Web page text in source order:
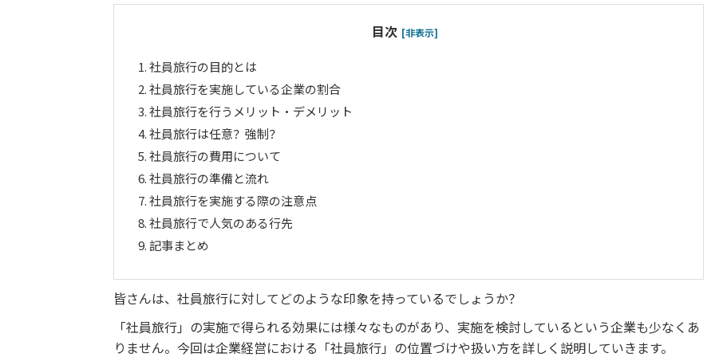
目次 [非表示]
1.社員旅行の目的とは
2.社員旅行を実施している企業の割合
3.社員旅行を行うメリット・デメリット
4.社員旅行は任意？強制？
5.社員旅行の費用について
6.社員旅行の準備と流れ
7.社員旅行を実施する際の注意点
8.社員旅行で人気のある行先
9. 記事まとめ
皆さんは、社員旅行に対してどのような印象を持っているでしょうか？
「社員旅行」の実施で得られる効果には様々なものがあり、実施を検討しているという企業も少なくあ
りません。今回は企業経営における「社員旅行」の位置づけや扱い方を詳しく説明していきます。